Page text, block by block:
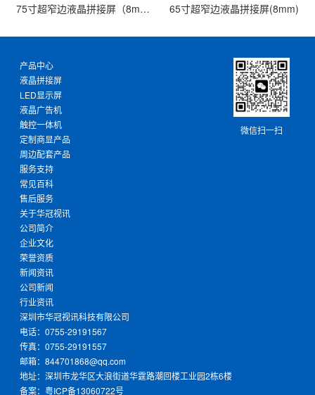
75寸超窄边液晶拼接屏（8mm） 65寸超窄边液晶拼接屏(8mm)
微信扫一扫
产品中心
液晶拼接屏
LED显示屏
液晶广告机
触控一体机
定制商显产品
周边配套产品
服务支持
常见百科
售后服务
关于华冠视讯
公司简介
企业文化
荣誉资质
新闻资讯
公司新闻
行业资讯
深圳市华冠视讯科技有限公司
电话：0755-29191567
传真：0755-29191557
邮箱：844701868@qq.com
地址：深圳市龙华区大浪街道华霆路潮回楼工业园2栋6楼
备案： 粤ICP备13060722号